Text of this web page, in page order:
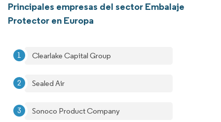
Principales empresas del sector Embalaje
Protector en Europa
Clearlake Capital Group
Sealed Air
Sonoco Product Company